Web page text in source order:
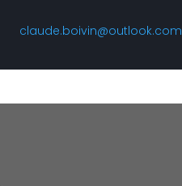
claude.boivin@outlook.com